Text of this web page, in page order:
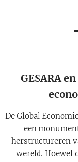
GESARA
De Global
een
herstructureren
wereld. Hoewel